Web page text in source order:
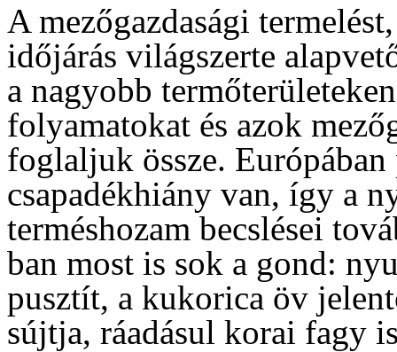
A mezőgazdasági
időjárás világszerte
a nagyobb
folyamatokat és azok
foglaljuk össze.
csapadékhiány van, így a
terméshozam becslései
ban most is sok a gond:
pusztít, a kukorica öv
sújtja, ráadásul korai fagy